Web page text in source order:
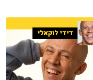
דידי לוקאלי